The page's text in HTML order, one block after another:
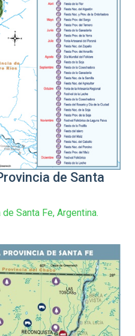
de Santa
Santa Fe, Argentina.